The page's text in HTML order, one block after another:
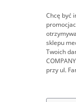
Chcę być
sklepu
Twoich
przy ul.